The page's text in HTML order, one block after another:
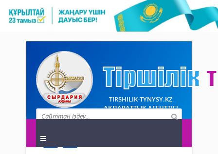
TIRSHILIK-TYNYSY.KZ
АҚПАРАТТЫҚ АГЕНТТІГІ